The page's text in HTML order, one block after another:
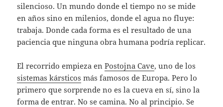
silencioso. Un mundo donde el tiempo no se mide
en años sino en milenios, donde el agua no fluye:
trabaja. Donde cada forma es el resultado de una
paciencia que ninguna obra humana podría replicar.
El recorrido empieza enPostojna Cave, uno de los
sistemas kársticos más famosos de Europa. Pero lo
primero que sorprende no es la cueva en sí, sino la
forma de entrar. No se camina. No al principio. Se